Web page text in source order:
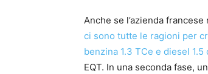
Anche se l’azienda
ci sono tutte le ragioni per
benzina 1.3 TCe e diesel 1.5
EQT. In una seconda fase,